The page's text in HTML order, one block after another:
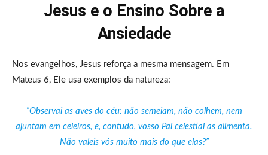
Jesus e o Ensino Sobre a
Ansiedade
Nos evangelhos, Jesus reforça a mesma mensagem. Em
Mateus 6, Ele usa exemplos da natureza:
“Observai as aves do céu: não semeiam, não colhem, nem
ajuntam em celeiros, e, contudo, vosso Pai celestial as alimenta.
Não valeis vós muito mais do que elas?”